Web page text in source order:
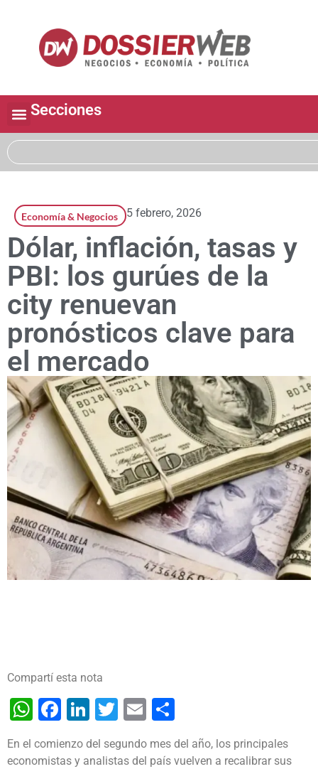
Secciones
Economía & Negocios 5 febrero, 2026
Dólar, inflación, tasas y
PBI: los gurúes de la
city renuevan
pronósticos clave para
el mercado
Compartí esta nota
WhatsApp
Facebook
LinkedIn
Twitter
Email
En el comienzo del segundo mes del año, los principales
economistas y analistas del país vuelven a recalibrar sus